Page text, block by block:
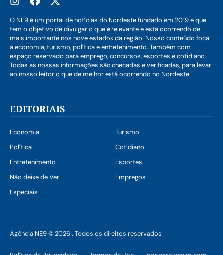
O NE9 é um portal de notícias do Nordeste fundado em 2019 e que
tem o objetivo de divulgar o que é relevante e está ocorrendo de
mais importante nos nove estados da região. Nosso conteúdo foca
a economia, turismo, política e entretenimento. Também com
espaço reservado para emprego, concursos, esportes e cotidiano.
Todas as nossas informações são checadas e verificadas, para levar
ao nosso leitor o que de melhor está ocorrendo no Nordeste.
EDITORIAIS
Economia
Turismo
Política
Cotidiano
Entretenimento
Esportes
Não deixe de Ver
Empregos
Especiais
Agência NE9 © 2026 . Todos os direitos reservados